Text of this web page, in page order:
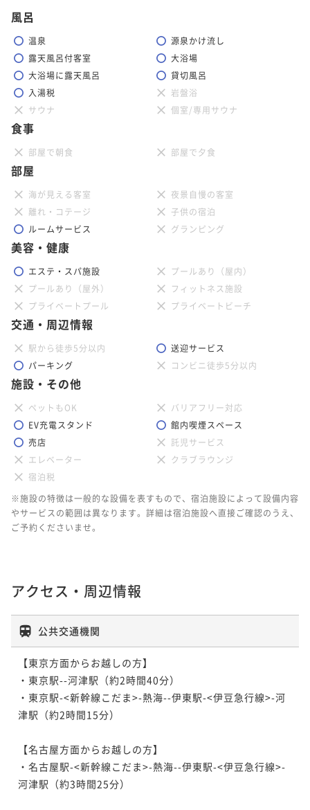
風呂
温泉
源泉かけ流し
露天風呂付客室
大浴場
大浴場に露天風呂
貸切風呂
入湯税
岩盤浴
サウナ
個室/専用サウナ
食事
部屋で朝食 部屋で夕食
部屋
海が見える客室
夜景自慢の客室
離れ・コテージ
子供の宿泊
ルームサービス
グランピング
美容・健康
エステ・スパ施設
プールあり（屋内）
プールあり（屋外）
フィットネス施設
プライベートプール
プライベートビーチ
交通・周辺情報
駅から徒歩5分以内
送迎サービス
パーキング
コンビニ徒歩5分以内
施設・その他
ペットもOK
バリアフリー対応
EV充電スタンド
館内喫煙スペース
売店
託児サービス
エレベーター
クラブラウンジ
宿泊税
※施設の特徴は一般的な設備を表すもので、宿泊施設によって設備内容
やサービスの範囲は異なります。詳細は宿泊施設へ直接ご確認のうえ、
ご予約くださいませ。
アクセス・周辺情報
公共交通機関
【東京方面からお越しの方】
・東京駅--河津駅（約2時間40分）
・東京駅-<新幹線こだま>-熱海--伊東駅-<伊豆急行線>-河
津駅（約2時間15分）
【名古屋方面からお越しの方】
・名古屋駅-<新幹線こだま>-熱海--伊東駅-<伊豆急行線>-
河津駅（約3時間25分）